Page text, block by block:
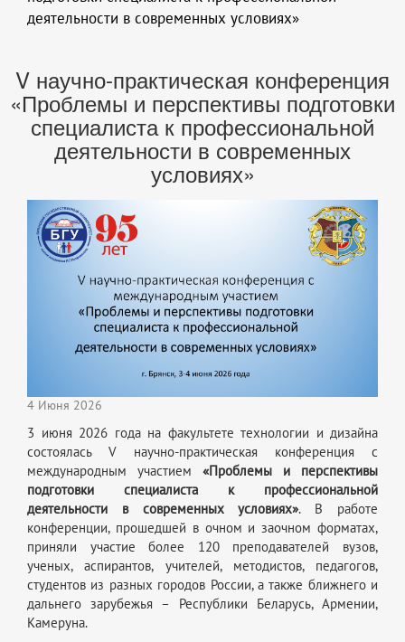
деятельности в современных условиях»
V научно-практическая конференция
«Проблемы и перспективы подготовки
специалиста к профессиональной
деятельности в современных
условиях»
4 Июня 2026
3 июня 2026 года на факультете технологии и дизайна
состоялась V научно-практическая конференция с
международным участием «Проблемы и перспективы
подготовки специалиста к профессиональной
деятельности в современных условиях». В работе
конференции, прошедшей в очном и заочном форматах,
приняли участие более 120 преподавателей вузов,
ученых, аспирантов, учителей, методистов, педагогов,
студентов из разных городов России, а также ближнего и
дальнего зарубежья – Республики Беларусь, Армении,
Камеруна.